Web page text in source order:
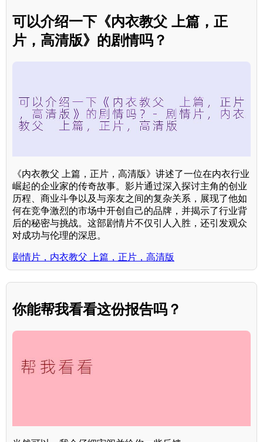
可以介绍一下《内衣教父 上篇，正
片，高清版》的剧情吗？
《内衣教父 上篇，正片，高清版》讲述了一位在内衣行业
崛起的企业家的传奇故事。影片通过深入探讨主角的创业
历程、商业斗争以及与亲友之间的复杂关系，展现了他如
何在竞争激烈的市场中开创自己的品牌，并揭示了行业背
后的秘密与挑战。这部剧情片不仅引人入胜，还引发观众
对成功与伦理的深思。
剧情片，内衣教父 上篇，正片，高清版
你能帮我看看这份报告吗？